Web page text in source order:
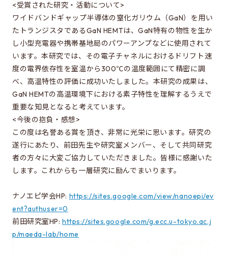
EEISを目指す方へ
進路・博士について
費用/経済的支援
EEISをもっと知る
同窓会のページ
電気系事務室
関連組織のリンク
お問い合わせ
アクセス
<受賞された研究・活動について>
ワイドバンドギャップ半導体の窒化ガリウム（GaN）を用い
たトランジスタであるGaN HEMTは、GaN特有の物性を生か
し小型充電器や携帯基地局のパワーアンプなどに使用されて
います。本研究では、その電子チャネルにおけるドリフト速
度の電界依存性を室温から300℃の温度範囲にて精密に調
べ、高温特性の評価に成功いたしました。本研究の成果は、
GaN HEMTの高温環境下における素子特性を理解するうえで
重要な知見となると考えています。
<今後の抱負・感想>
この度は名誉ある賞を頂き、非常に光栄に思います。研究の
遂行にあたり、前田先生や研究室メンバー、そして共同研究
者の方々に大変ご協力していただきました。皆様に感謝いた
します。これからも一層研究に励んでまいります。
ナノエピ学会HP: https://sites.google.com/view/nanoepi/ev
ent?authuser=0
前田研究室HP:https://sites.google.com/g.ecc.u-tokyo.ac.j
p/maeda-lab/home